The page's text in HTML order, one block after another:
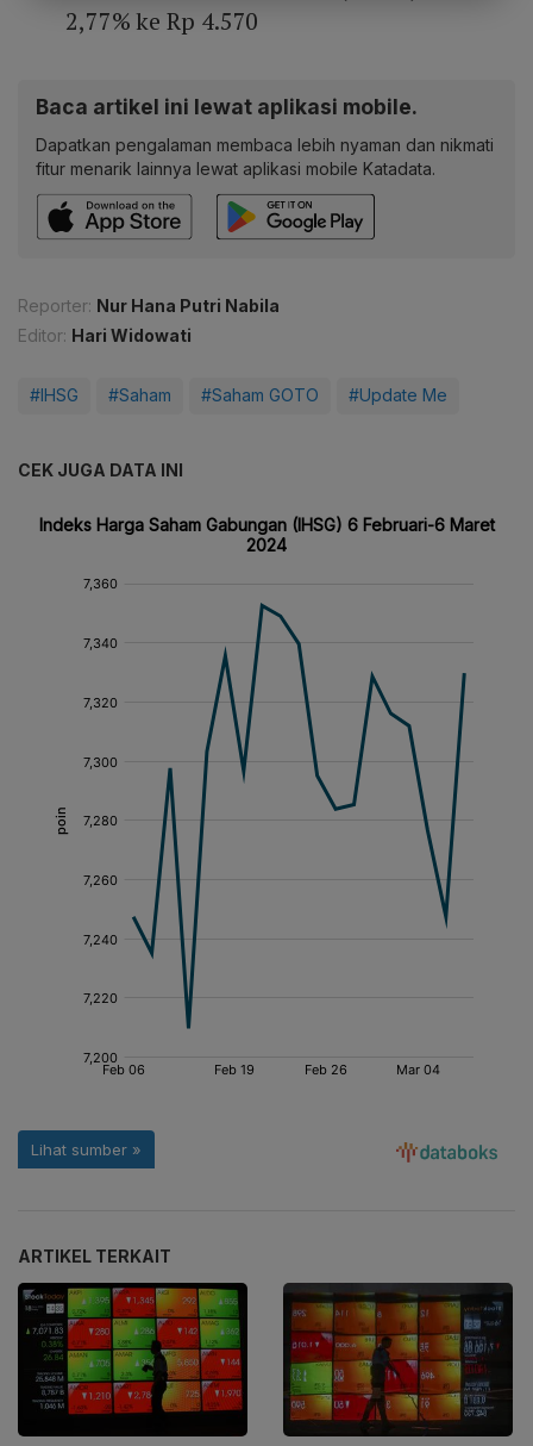
2,77% ke Rp 4.570
Baca artikel ini lewat aplikasi mobile.
Dapatkan pengalaman membaca lebih nyaman dan nikmati
fitur menarik lainnya lewat aplikasi mobile Katadata.
Reporter: Nur Hana Putri Nabila
Editor: Hari Widowati
#IHSG #Saham #Saham GOTO #Update Me
CEK JUGA DATA INI
ARTIKEL TERKAIT